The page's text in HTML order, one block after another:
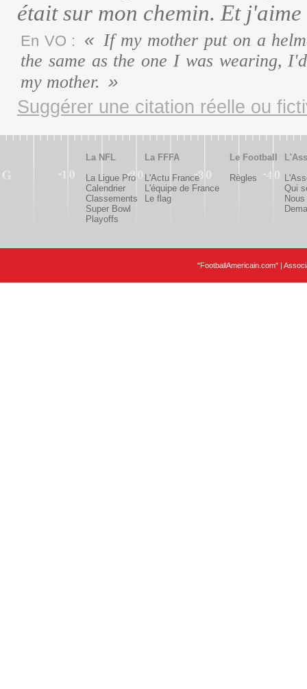
était sur mon chemin. Et
En VO :
If my mother put on a
the same as the one I was wearing,
my mother.
Suggérer une citation réelle ou
La NFL
La Ligue Pro
Calendrier
Classements
Super Bowl
Playoffs
La FFFA
L'Actu France
L'équipe de France
Le flag
Le Football
Règles
Qui
"FootballAmericain.com" |